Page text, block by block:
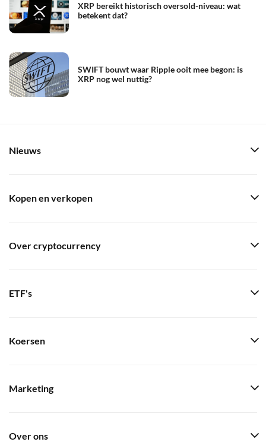
XRP bereikt historisch oversold-niveau: wat
betekent dat?
SWIFT bouwt waar Ripple ooit mee begon: is
XRP nog wel nuttig?
Nieuws
Kopen en verkopen
Over cryptocurrency
ETF's
Koersen
Marketing
Over ons